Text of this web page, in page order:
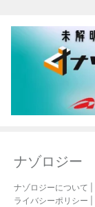
ナゾロジー
ナゾロジーについて
ライバシーポリシー